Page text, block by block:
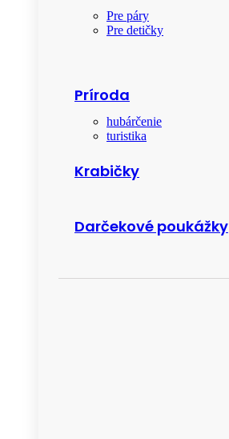
Pre páry
Pre detičky
Príroda
hubárčenie
turistika
Krabičky
Darčekové poukážky